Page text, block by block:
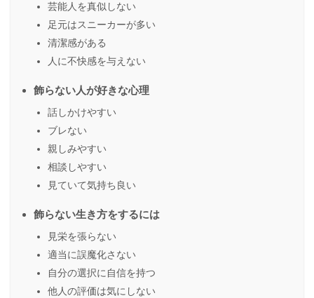
芸能人を真似しない
足元はスニーカーが多い
清潔感がある
人に不快感を与えない
飾らない人が好きな心理
話しかけやすい
ブレない
親しみやすい
相談しやすい
見ていて気持ち良い
飾らない生き方をするには
見栄を張らない
適当に誤魔化さない
自分の選択に自信を持つ
他人の評価は気にしない